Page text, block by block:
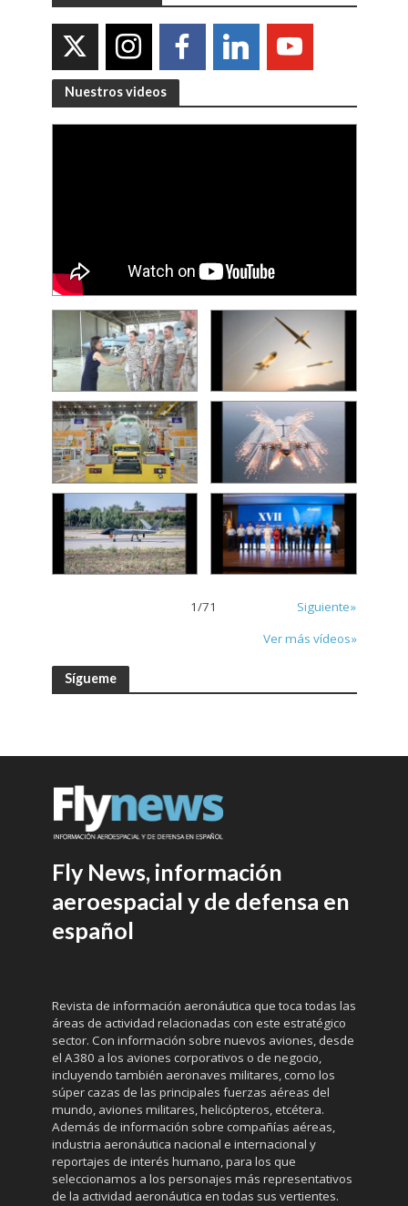
Nuestros videos
1/71
Siguiente»
Ver más vídeos»
Sígueme
Fly News, información
aeroespacial y de defensa en
español
Revista de información aeronáutica que toca todas las
áreas de actividad relacionadas con este estratégico
sector. Con información sobre nuevos aviones, desde
el A380 a los aviones corporativos o de negocio,
incluyendo también aeronaves militares, como los
súper cazas de las principales fuerzas aéreas del
mundo, aviones militares, helicópteros, etcétera.
Además de información sobre compañías aéreas,
industria aeronáutica nacional e internacional y
reportajes de interés humano, para los que
seleccionamos a los personajes más representativos
de la actividad aeronáutica en todas sus vertientes.